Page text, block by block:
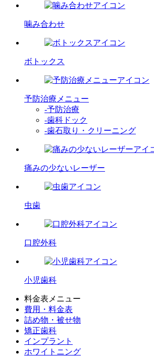
噛み合わせ
ボトックス
予防治療メニュー
-予防治療
-歯科ドック
-歯石取り・クリーニング
痛みの少ないレーザー
虫歯
口腔外科
小児歯科
料金表メニュー
費用・料金表
詰め物・被せ物
矯正歯科
インプラント
ホワイトニング